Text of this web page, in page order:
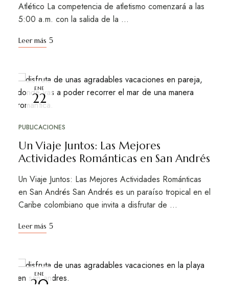
Atlético La competencia de atletismo comenzará a las
5:00 a.m. con la salida de la …
Leer más
ENE
22
PUBLICACIONES
Un Viaje Juntos: Las Mejores
Actividades Románticas en San Andrés
Un Viaje Juntos: Las Mejores Actividades Románticas
en San Andrés San Andrés es un paraíso tropical en el
Caribe colombiano que invita a disfrutar de …
Leer más
ENE
20